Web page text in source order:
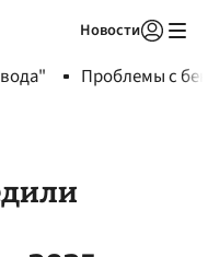
Новости
Проблемы с